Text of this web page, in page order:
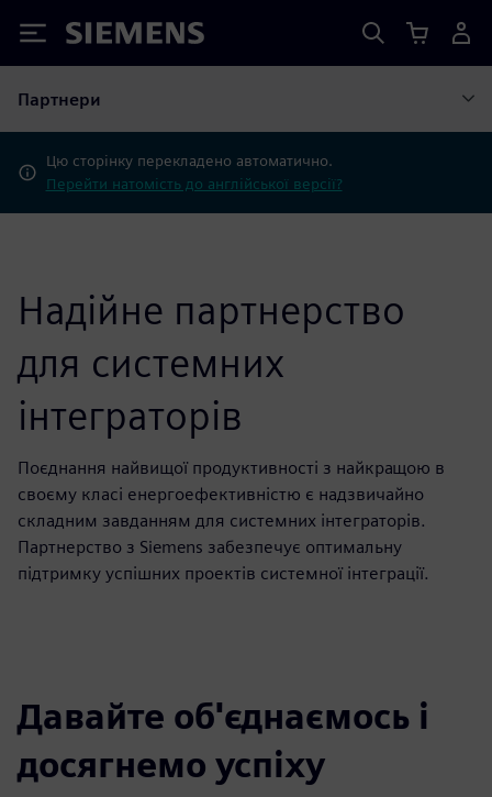
Siemens
Партнери
Цю сторінку перекладено автоматично.
Перейти натомість до англійської версії?
Надійне партнерство
для системних
інтеграторів
Поєднання найвищої продуктивності з найкращою в
своєму класі енергоефективністю є надзвичайно
складним завданням для системних інтеграторів.
Партнерство з Siemens забезпечує оптимальну
підтримку успішних проектів системної інтеграції.
Давайте об'єднаємось і
досягнемо успіху